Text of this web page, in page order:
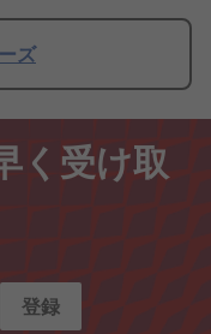
ズ
く受け取
登録